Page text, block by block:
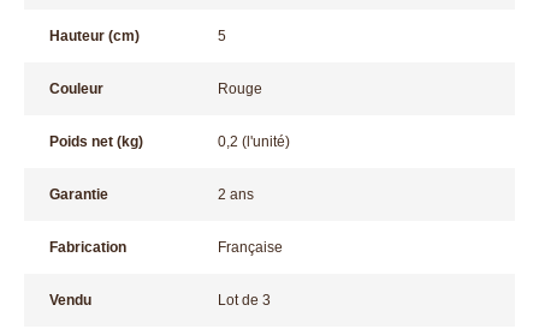
Hauteur (cm) 5
Couleur Rouge
Poids net (kg) 0,2 (l'unité)
Garantie 2 ans
Fabrication Française
Vendu Lot de 3